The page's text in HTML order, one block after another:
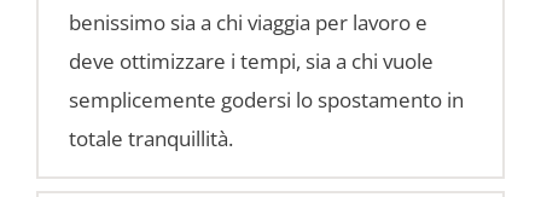
benissimo sia a chi viaggia per lavoro e
deve ottimizzare i tempi, sia a chi vuole
semplicemente godersi lo spostamento in
totale tranquillità.